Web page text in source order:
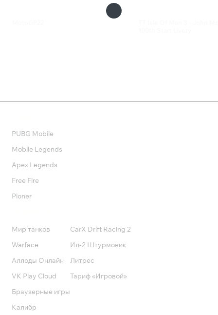
PUBG Mobile
Mobile Legends
Apex Legends
Free Fire
Pioner
Мир танков
Warface
Аллоды Онлайн
VK Play Cloud
Браузерные игры
Калибр
CarX Drift Racing 2
Ил-2 Штурмовик
Литрес
Тариф «Игровой»